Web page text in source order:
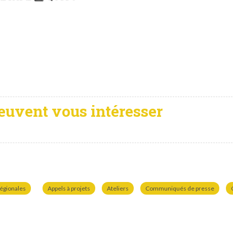
vous intéresser
Appels à projets Ateliers Communiqués de presse